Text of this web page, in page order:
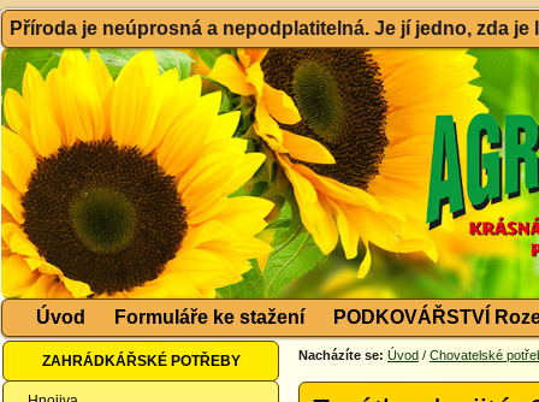
Příroda je neúprosná a nepodplatitelná. Je jí jedno, zda
Úvod Formuláře ke stažení PODKOVÁŘSTVÍ
ZAHRÁDKÁŘSKÉ POTŘEBY Nacházíte se: Úvod / Chovatelské